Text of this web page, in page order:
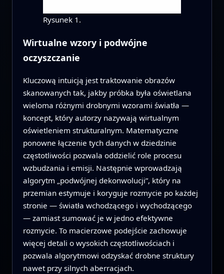
Rysunek 1.
Wirtualne wzory i podwójne
oczyszczanie
Kluczową intuicją jest traktowanie obrazów
skanowanych tak, jakby próbka była oświetlana
wieloma różnymi drobnymi wzorami światła —
koncept, który autorzy nazywają wirtualnym
oświetleniem strukturalnym. Matematyczne
ponowne łączenie tych danych w dziedzinie
częstotliwości pozwala oddzielić role procesu
wzbudzania i emisji. Następnie wprowadzają
algorytm „podwójnej dekonwolucji”, który na
przemian estymuje i koryguje rozmycie po każdej
stronie — światła wchodzącego i wychodzącego
— zamiast sumować je w jedno efektywne
rozmycie. To macierzowe podejście zachowuje
więcej detali o wysokich częstotliwościach i
pozwala algorytmowi odzyskać drobne struktury
nawet przy silnych aberracjach.